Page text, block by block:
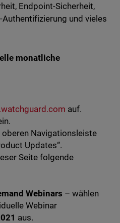
Endpoint-Sicherheit,
und vieles
monatliche
auf.
oberen Navigationsleiste
Updates“.
Seite folgende
Webinars – wählen
Webinar
aus.